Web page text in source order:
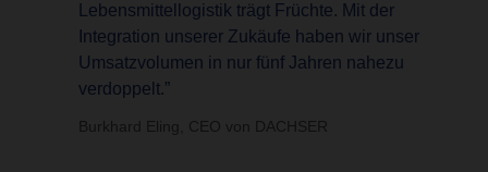
Lebensmittellogistik trägt Früchte. Mit der
Integration unserer Zukäufe haben wir unser
Umsatzvolumen in nur fünf Jahren nahezu
verdoppelt.”
Burkhard Eling, CEO von DACHSER